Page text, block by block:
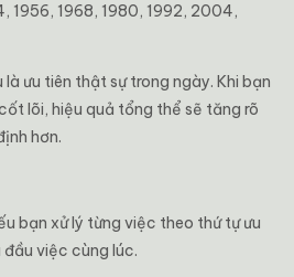
1956, 1968, 1980, 1992, 2004,
là ưu tiên thật sự trong ngày. Khi bạn
lõi, hiệu quả tổng thể sẽ tăng rõ
hơn.
bạn xử lý từng việc theo thứ tự ưu
việc cùng lúc.